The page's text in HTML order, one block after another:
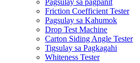
Friction Coefficient Tester
Pagsulay sa Kahumok
Drop Test Machine
Carton Siding Angle Tester
Tigsulay sa Pagkagahi
Whiteness Tester